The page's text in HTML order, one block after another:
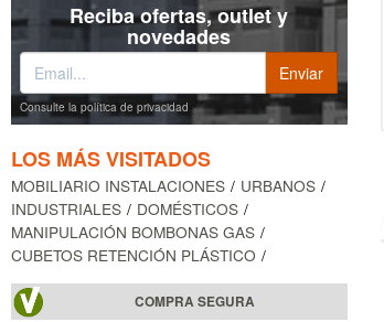
Reciba ofertas, outlet y
novedades
Consulte la política de privacidad
LOS MÁS VISITADOS
MOBILIARIO INSTALACIONES
URBANOS
INDUSTRIALES
DOMÉSTICOS
MANIPULACIÓN BOMBONAS GAS
CUBETOS RETENCIÓN PLÁSTICO
COMPRA SEGURA